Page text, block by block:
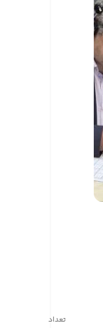
تعداد